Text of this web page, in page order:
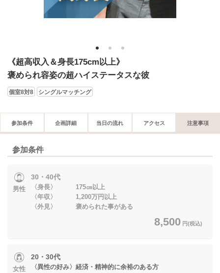
1 2 3
《超高収入＆身長175cm以上》
褒められ容姿の超ハイステータスな彼
個室8対8 シングルマッチング
参加条件 企画詳細 当日の流れ アクセス 注意事項
参加条件
男性
30・40代
〈身長〉 175㎝以上
〈年収〉 1,200万円以上
〈外見〉 褒められた事がある
8,500 円(税込)
女性
20・30代
〈異性の好み〉経済・精神的に余裕のある方